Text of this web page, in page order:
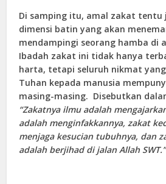
Di samping itu, amal zakat tentu
dimensi batin yang akan
mendampingi seorang hamba di
Ibadah zakat ini tidak hanya
harta, tetapi seluruh nikmat
Tuhan kepada manusia
masing-masing. Disebutkan
“Zakatnya ilmu adalah
adalah menginfakkannya, zakat
menjaga kesucian tubuhnya, dan
adalah berjihad di jalan Allah SWT.”